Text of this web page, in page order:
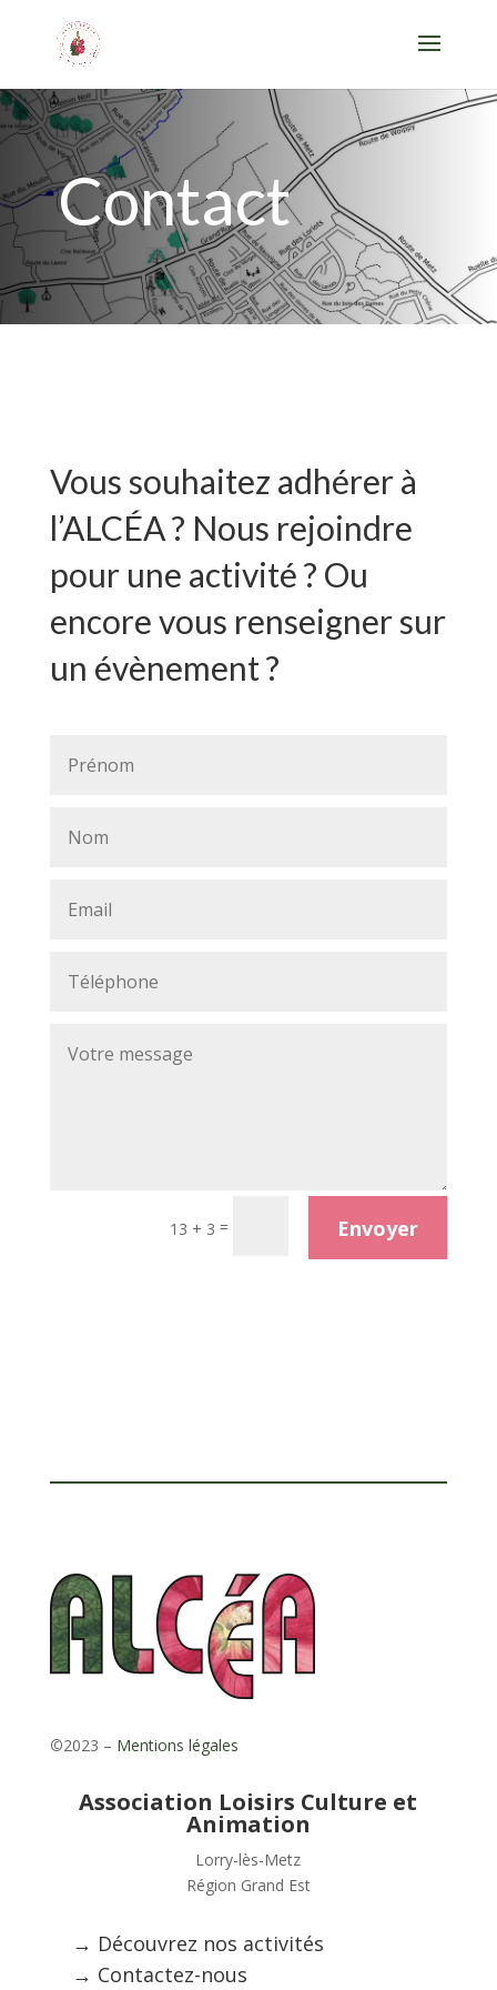
Contact
Vous souhaitez adhérer à
l’ALCÉA ? Nous rejoindre
pour une activité ? Ou
encore vous renseigner sur
un évènement ?
13 + 3 = Envoyer
©2023 – Mentions légales
Association Loisirs Culture et
Animation
Lorry-lès-Metz
Région Grand Est
→ Découvrez nos activités
→ Contactez-nous